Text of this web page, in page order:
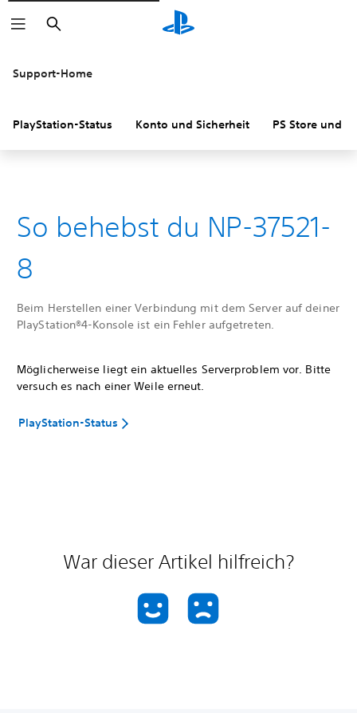
Suchen
Support-Home
PlayStation-Status Konto und Sicherheit PS Store und
So behebst du NP-37521-
8
Beim Herstellen einer Verbindung mit dem Server auf deiner
PlayStation®4-Konsole ist ein Fehler aufgetreten.
Möglicherweise liegt ein aktuelles Serverproblem vor. Bitte
versuch es nach einer Weile erneut.
PlayStation-Status
War dieser Artikel hilfreich?